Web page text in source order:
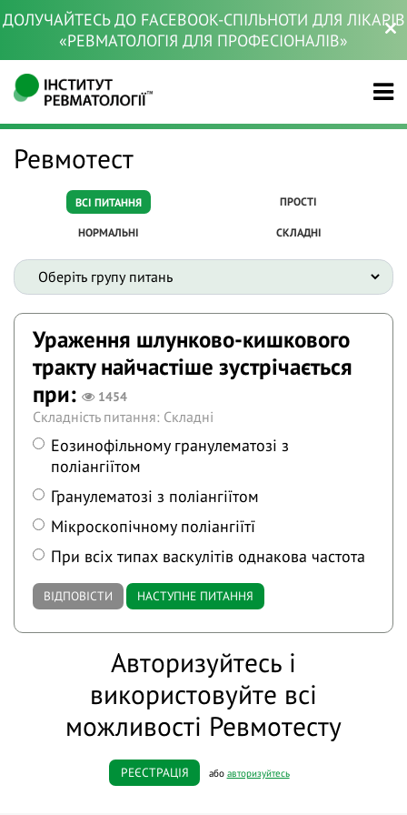
ДОЛУЧАЙТЕСЬ ДО FACEBOOK-СПІЛЬНОТИ ДЛЯ ЛІКАРІВ
«РЕВМАТОЛОГІЯ ДЛЯ ПРОФЕСІОНАЛІВ»
Ревмотест
ВСІ ПИТАННЯ ПРОСТІ
НОРМАЛЬНІ СКЛАДНІ
Ураження шлунково-кишкового
тракту найчастіше зустрічається
при:
1454
Складність питання: Складні
Еозинофільному гранулематозі з
поліангіїтом
Гранулематозі з поліангіїтом
Мікроскопічному поліангіїтї
При всіх типах васкулітів однакова частота
ВІДПОВІСТИ НАСТУПНЕ ПИТАННЯ
Авторизуйтесь і
використовуйте всі
можливості Ревмотесту
РЕЄСТРАЦІЯ або авторизуйтесь